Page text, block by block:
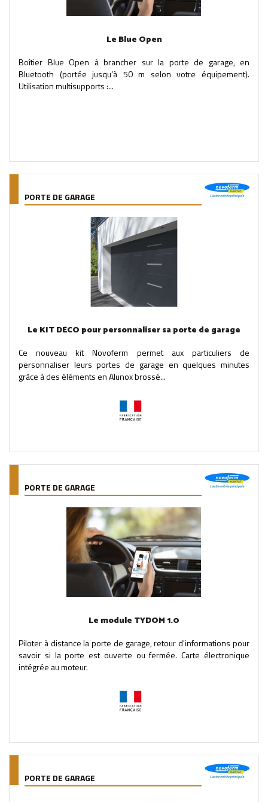
Le Blue Open
Boîtier Blue Open à brancher sur la porte de garage, en
Bluetooth (portée jusqu’à 50 m selon votre équipement).
Utilisation multisupports :...
PORTE DE GARAGE
Le KIT DÉCO pour personnaliser sa porte de garage
Ce nouveau kit Novoferm permet aux particuliers de
personnaliser leurs portes de garage en quelques minutes
grâce à des éléments en Alunox brossé...
PORTE DE GARAGE
Le module TYDOM 1.0
Piloter à distance la porte de garage, retour d'informations pour
savoir si la porte est ouverte ou fermée. Carte électronique
intégrée au moteur.
PORTE DE GARAGE